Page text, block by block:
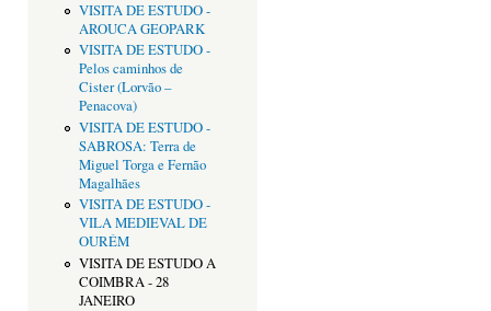
VISITA DE ESTUDO -
AROUCA GEOPARK
VISITA DE ESTUDO -
Pelos caminhos de
Cister (Lorvão –
Penacova)
VISITA DE ESTUDO -
SABROSA: Terra de
Miguel Torga e Fernão
Magalhães
VISITA DE ESTUDO -
VILA MEDIEVAL DE
OURÉM
VISITA DE ESTUDO A
COIMBRA - 28
JANEIRO